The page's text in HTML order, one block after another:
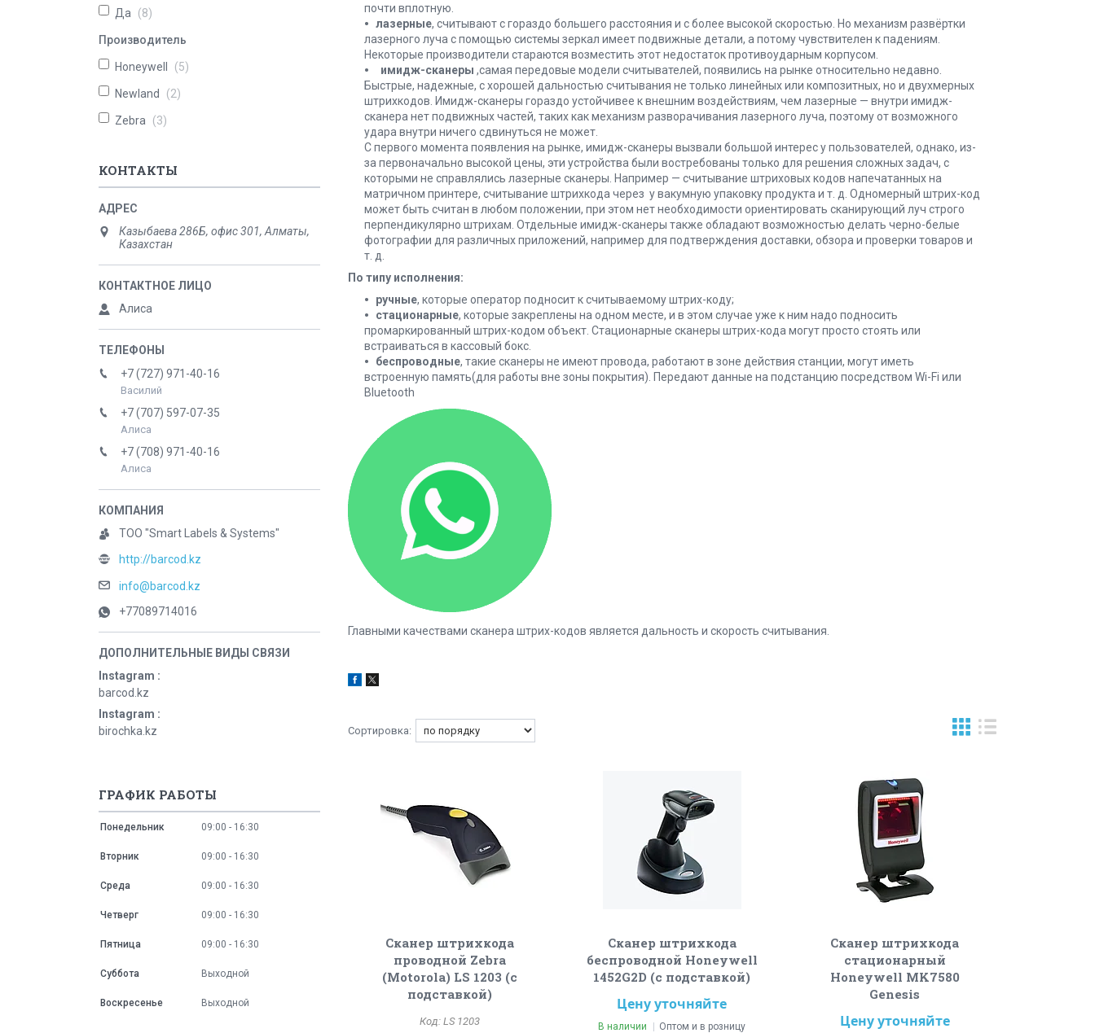
почти вплотную.
лазерные, считывают с гораздо большего расстояния и с более высокой скоростью. Но механизм развёртки
лазерного луча с помощью системы зеркал имеет подвижные детали, а потому чувствителен к падениям.
Некоторые производители стараются возместить этот недостаток противоударным корпусом.
имидж-сканеры ,самая передовые модели считывателей, появились на рынке относительно недавно.
Быстрые, надежные, с хорошей дальностью считывания не только линейных или композитных, но и двухмерных
штрихкодов. Имидж-сканеры гораздо устойчивее к внешним воздействиям, чем лазерные — внутри имидж-
сканера нет подвижных частей, таких как механизм разворачивания лазерного луча, поэтому от возможного
удара внутри ничего сдвинуться не может.
С первого момента появления на рынке, имидж-сканеры вызвали большой интерес у пользователей, однако, из-
за первоначально высокой цены, эти устройства были востребованы только для решения сложных задач, с
которыми не справлялись лазерные сканеры. Например — считывание штриховых кодов напечатанных на
матричном принтере, считывание штрихкода через у вакумную упаковку продукта и т. д. Одномерный штрих-код
может быть считан в любом положении, при этом нет необходимости ориентировать сканирующий луч строго
перпендикулярно штрихам. Отдельные имидж-сканеры также обладают возможностью делать черно-белые
фотографии для различных приложений, например для подтверждения доставки, обзора и проверки товаров и
т. д.
По типу исполнения:
ручные, которые оператор подносит к считываемому штрих-коду;
стационарные, которые закреплены на одном месте, и в этом случае уже к ним надо подносить
промаркированный штрих-кодом объект. Стационарные сканеры штрих-кода могут просто стоять или
встраиваться в кассовый бокс.
беспроводные, такие сканеры не имеют провода, работают в зоне действия станции, могут иметь
встроенную память(для работы вне зоны покрытия). Передают данные на подстанцию посредством Wi-Fi или
Bluetooth
Главными качествами сканера штрих-кодов является дальность и скорость считывания.
Сканер штрихкода
проводной Zebra
(Motorola) LS 1203 (с
подставкой)
LS 1203
Сканер штрихкода
беспроводной Honeywell
1452G2D (с подставкой)
Цену уточняйте
В наличии Оптом и в розницу
Сканер штрихкода
стационарный
Honeywell MK7580
Genesis
Цену уточняйте
Да 8
Производитель
Honeywell 5
Newland 2
Zebra 3
КОНТАКТЫ
Казыбаева 286Б, офис 301, Алматы,
Казахстан
Алиса
+7 (727) 971-40-16
Василий
+7 (707) 597-07-35
Алиса
+7 (708) 971-40-16
Алиса
ТОО "Smart Labels & Systems"
http://barcod.kz
info@barcod.kz
+77089714016
Instagram
barcod.kz
Instagram
birochka.kz
ГРАФИК РАБОТЫ
Понедельник 09:00 16:30
Вторник 09:00 16:30
Среда 09:00 16:30
Четверг 09:00 16:30
Пятница 09:00 16:30
Суббота Выходной
Воскресенье Выходной